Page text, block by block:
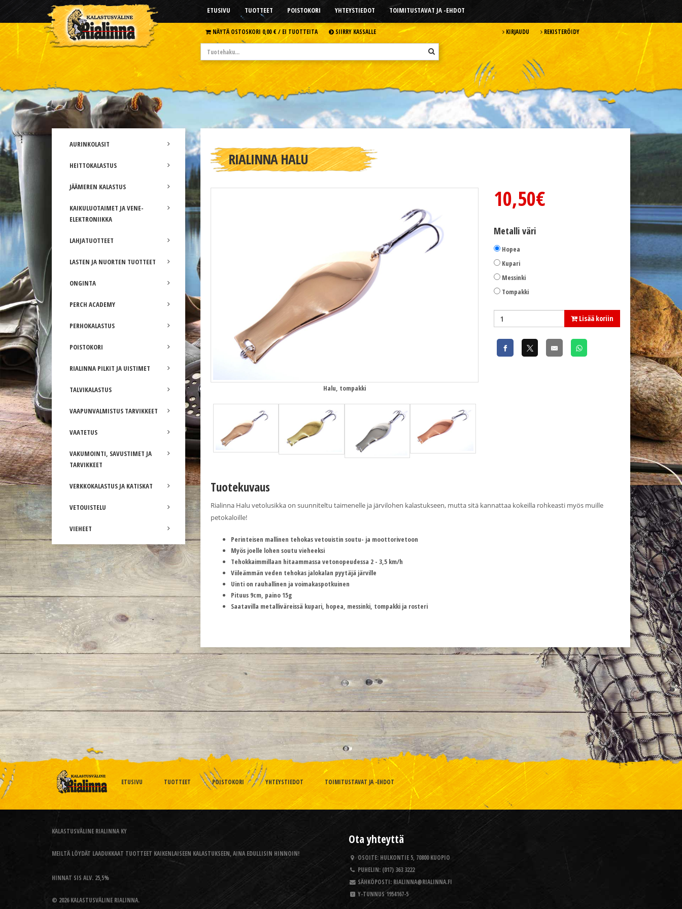
ETUSIVU TUOTTEET POISTOKORI YHTEYSTIEDOT TOIMITUSTAVAT JA -EHDOT
NÄYTÄ OSTOSKORI 0,00 € /EI TUOTTEITA SIIRRY KASSALLE KIRJAUDU REKISTERÖIDY
AURINKOLASIT
HEITTOKALASTUS
JÄÄMEREN KALASTUS
KAIKULUOTAIMET JA VENE-
ELEKTRONIIKKA
LAHJATUOTTEET
LASTEN JA NUORTEN TUOTTEET
ONGINTA
PERCH ACADEMY
PERHOKALASTUS
POISTOKORI
RIALINNA PILKIT JA UISTIMET
TALVIKALASTUS
VAAPUNVALMISTUS TARVIKKEET
VAATETUS
VAKUMOINTI, SAVUSTIMET JA
TARVIKKEET
VERKKOKALASTUS JA KATISKAT
VETOUISTELU
VIEHEET
RIALINNA HALU
Halu, kupari
Halu, tompakki
Halu, messinki
10,50€
Metalli väri
Hopea
Kupari
Messinki
Tompakki
Lisää koriin
Tuotekuvaus
Rialinna Halu vetolusikka on suunniteltu taimenelle ja järvilohen kalastukseen, mutta sitä kannattaa kokeilla rohkeasti myös muille
petokaloille!
Perinteisen mallinen tehokas vetouistin soutu- ja moottorivetoon
Myös joelle lohen soutu vieheeksi
Tehokkaimmillaan hitaammassa vetonopeudessa 2 - 3,5 km/h
Viileämmän veden tehokas jalokalan pyytäjä järville
Uinti on rauhallinen ja voimakaspotkuinen
Pituus 9cm, paino 15g
Saatavilla metalliväreissä kupari, hopea, messinki, tompakki ja rosteri
ETUSIVU TUOTTEET POISTOKORI YHTEYSTIEDOT TOIMITUSTAVAT JA -EHDOT
KALASTUSVÄLINE RIALINNA KY
MEILTÄ LÖYDÄT LAADUKKAAT TUOTTEET KAIKENLAISEEN KALASTUKSEEN, AINA EDULLISIN HINNOIN!
HINNAT SIS ALV. 25,5%
© 2026 KALASTUSVÄLINE RIALINNA.
Ota yhteyttä
OSOITE: HULKONTIE 5, 70800 KUOPIO
PUHELIN: (017) 363 3222
SÄHKÖPOSTI: RIALINNA@RIALINNA.FI
Y-TUNNUS1954167-5